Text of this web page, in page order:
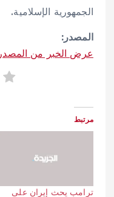
الجمهورية الإسلامية.
المصدر:
عرض الخبر من المصدر
مرتبط
ترامب يحث إيران على